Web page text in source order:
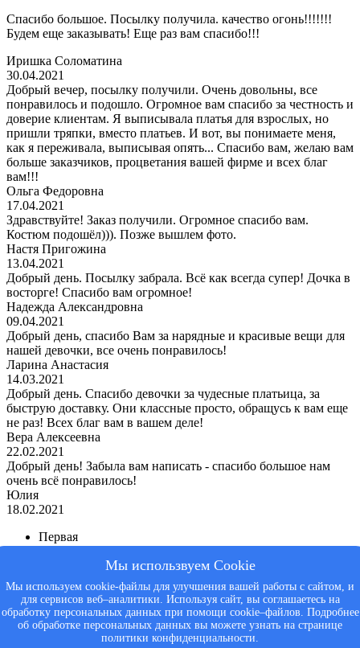
Спасибо большое. Посылку получила. качество огонь!!!!!!!
Будем еще заказывать! Еще раз вам спасибо!!!
Иришка Соломатина
30.04.2021
Добрый вечер, посылку получили. Очень довольны, все
понравилось и подошло. Огромное вам спасибо за честность и
доверие клиентам. Я выписывала платья для взрослых, но
пришли тряпки, вместо платьев. И вот, вы понимаете меня,
как я переживала, выписывая опять... Спасибо вам, желаю вам
больше заказчиков, процветания вашей фирме и всех благ
вам!!!
Ольга Федоровна
17.04.2021
Здравствуйте! Заказ получили. Огромное спасибо вам.
Костюм подошёл))). Позже вышлем фото.
Настя Пригожина
13.04.2021
Добрый день. Посылку забрала. Всё как всегда супер! Дочка в
восторге! Спасибо вам огромное!
Надежда Александровна
09.04.2021
Добрый день, спасибо Вам за нарядные и красивые вещи для
нашей девочки, все очень понравилось!
Ларина Анастасия
14.03.2021
Добрый день. Спасибо девочки за чудесные платьица, за
быструю доставку. Они классные просто, обращусь к вам еще
не раз! Всех благ вам в вашем деле!
Вера Алексеевна
22.02.2021
Добрый день! Забыла вам написать - спасибо большое нам
очень всё понравилось!
Юлия
18.02.2021
Первая
3
»
Последняя
Мы использвуем Cookie
Мы используем cookie-файлы для улучшения вашей работы с сайтом, и
для сервисов веб–аналитики. Используя сайт, вы соглашаетесь на
обработку персональных данных при помощи cookie–файлов. Подробнее
об обработке персональных данных вы можете узнать на странице
политики конфиденциальности.